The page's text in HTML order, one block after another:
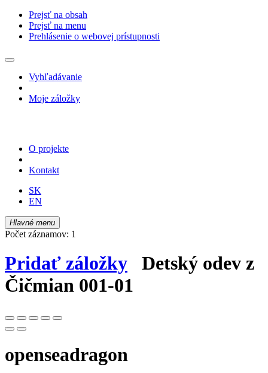
Prejsť na obsah
Prejsť na menu
Prehlásenie o webovej prístupnosti
Vyhľadávanie
Moje záložky
O projekte
Kontakt
SK
EN
Hlavné menu
Počet záznamov: 1
Pridať záložky Detský odev z
Čičmian 001-01
openseadragon